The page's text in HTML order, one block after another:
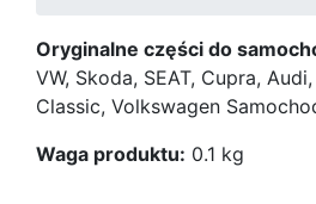
Oryginalne części do
VW, Skoda, SEAT, Cupra,
Classic, Volkswagen
Waga produktu: 0.1 kg